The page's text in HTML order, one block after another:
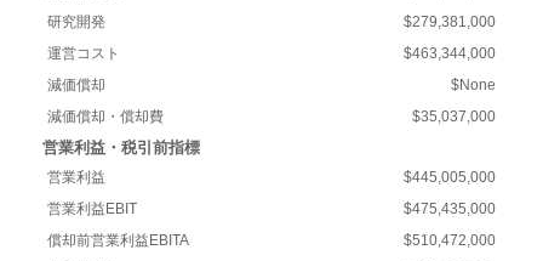
研究開発
$279,381,000
運営コスト
$463,344,000
減価償却
$None
減価償却・償却費
$35,037,000
営業利益・税引前指標
営業利益
$445,005,000
営業利益EBIT
$475,435,000
償却前営業利益EBITA
$510,472,000